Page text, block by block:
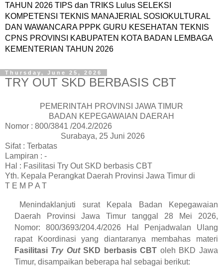
TAHUN 2026 TIPS dan TRIKS Lulus SELEKSI
KOMPETENSI TEKNIS MANAJERIAL SOSIOKULTURAL
DAN WAWANCARA PPPK GURU KESEHATAN TEKNIS
CPNS PROVINSI KABUPATEN KOTA BADAN LEMBAGA
KEMENTERIAN TAHUN 2026
Thursday, June 25, 2026
TRY OUT SKD BERBASIS CBT
PEMERINTAH PROVINSI JAWA TIMUR
BADAN KEPEGAWAIAN DAERAH
Nomor : 800/3841 /204.2/2026
Surabaya, 25 Juni 2026
Sifat : Terbatas
Lampiran : -
Hal : Fasilitasi Try Out SKD berbasis CBT
Yth. Kepala Perangkat Daerah Provinsi Jawa Timur di
T E M P A T
Menindaklanjuti surat Kepala Badan Kepegawaian
Daerah Provinsi Jawa
Timur tanggal 28 Mei 2026,
Nomor: 800/3693/204.4/2026 Hal Penjadwalan Ulang
rapat Koordinasi yang diantaranya membahas materi
Fasilitasi Try OutSKD berbasisCBT oleh BKD Jawa
Timur, disampaikan beberapa hal sebagai berikut: